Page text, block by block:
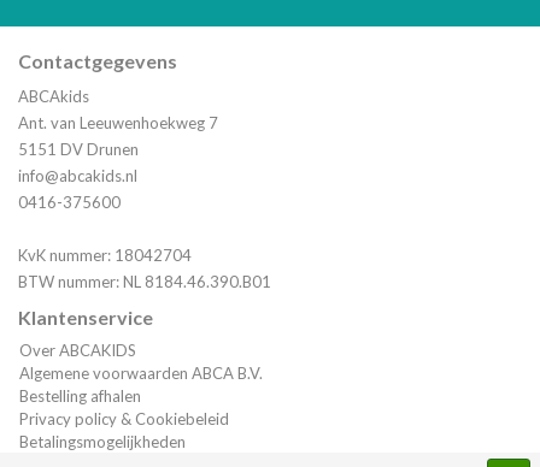
Contactgegevens
ABCAkids
Ant. van Leeuwenhoekweg 7
5151 DV Drunen
info@abcakids.nl
0416-375600
KvK nummer: 18042704
BTW nummer: NL 8184.46.390.B01
Klantenservice
Over ABCAKIDS
Algemene voorwaarden ABCA B.V.
Bestelling afhalen
Privacy policy & Cookiebeleid
Betalingsmogelijkheden